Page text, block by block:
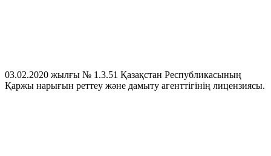
03.02.2020 жылғы № 1.3.51 Қазақстан Республикасының
Қаржы нарығын реттеу және дамыту агенттігінің лицензиясы.